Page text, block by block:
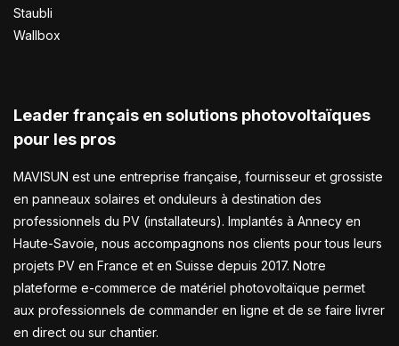
Staubli
Wallbox
Leader français en solutions photovoltaïques
pour les pros
MAVISUN est une entreprise française, fournisseur et grossiste
en panneaux solaires et onduleurs à destination des
professionnels du PV (installateurs). Implantés à Annecy en
Haute-Savoie, nous accompagnons nos clients pour tous leurs
projets PV en France et en Suisse depuis 2017. Notre
plateforme e-commerce de matériel photovoltaïque permet
aux professionnels de commander en ligne et de se faire livrer
en direct ou sur chantier.